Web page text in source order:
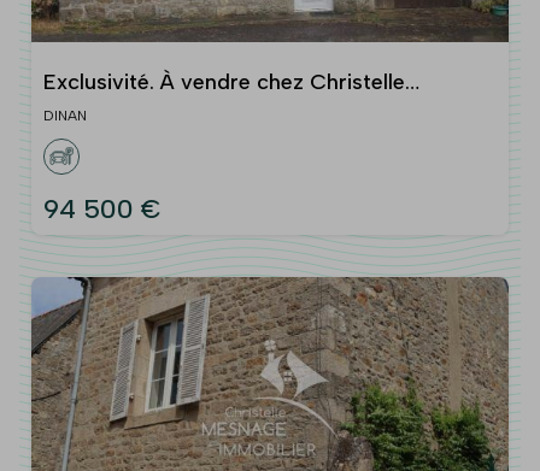
Exclusivité. À vendre chez Christelle
Mesnage Immobilier, pr
DINAN
94 500 €